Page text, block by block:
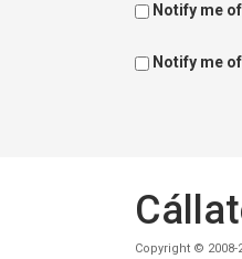
Notify me
Notify me
Copyright © 2008-